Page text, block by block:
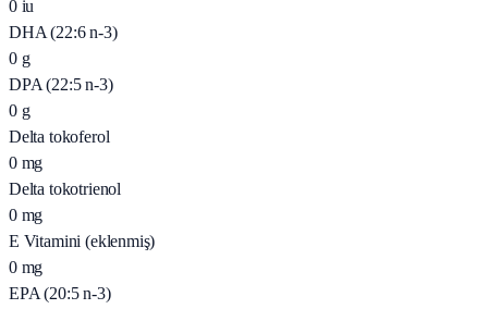
0 iu
DHA (22:6 n-3)
0 g
DPA (22:5 n-3)
0 g
Delta tokoferol
0 mg
Delta tokotrienol
0 mg
E Vitamini (eklenmiş)
0 mg
EPA (20:5 n-3)